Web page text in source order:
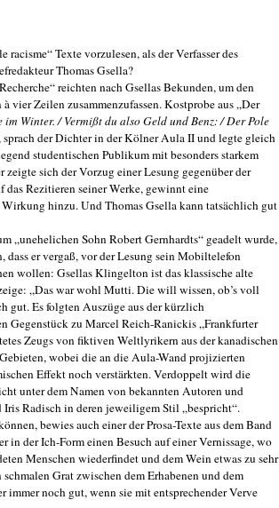
Texte vorzulesen, als der Verfasser des
Thomas Gsella?
reichten nach Gsellas Bekunden, um den
vier Zeilen zusammenzufassen. Kostprobe aus „Der
Winter. / Vermißt du also Geld und Benz: / Der Pole
sprach der Dichter in der Kölner Aula II und legte gleich
studentischen Publikum mit besonders starkem
sich der Vorzug einer Lesung gegenüber der
Rezitieren seiner Werke, gewinnt eine
hinzu. Und Thomas Gsella kann tatsächlich gut
„unehelichen Sohn Robert Gernhardts“ geadelt wurde,
er vergaß, vor der Lesung sein Mobiltelefon
wollen: Gsellas Klingelton ist das klassische alte
„Das war wohl Mutti. Die will wissen, ob’s voll
gut. Es folgten Auszüge aus der kürzlich
Gegenstück zu Marcel Reich-Ranickis „Frankfurter
Zeugs von fiktiven Weltlyrikern aus der kanadischen
wobei die an die Aula-Wand projizierten
Effekt noch verstärkten. Verdoppelt wird die
unter dem Namen von bekannten Autoren und
Radisch in deren jeweiligem Stil „bespricht“.
bewies auch einer der Prosa-Texte aus dem Band
der Ich-Form einen Besuch auf einer Vernissage, wo
Menschen wiederfindet und dem Wein etwas zu sehr
Grat zwischen dem Erhabenen und dem
noch gut, wenn sie mit entsprechender Verve